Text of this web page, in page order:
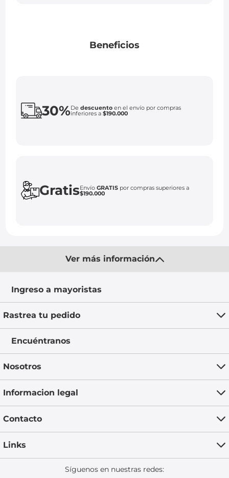
Beneficios
30%Dedescuento en el envío por compras
inferiores a$190.000
GratisEnvíoGRATIS por compras superiores a
$190.000
Ver más información
Ingreso a mayoristas
Rastrea tu pedido
Encuéntranos
Nosotros
Informacion legal
Contacto
Links
Síguenos en nuestras redes: